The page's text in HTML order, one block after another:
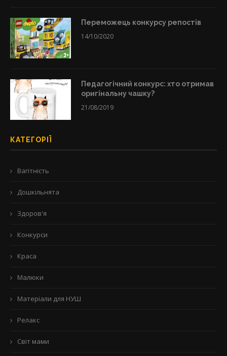
Переможець конкурсу репостів
14/10/2020
Педагогічний конкурс: хто отримав
оригінальну чашку?
21/08/2019
КАТЕГОРІЇ
Вагітність
Дошкільнята
Здоров'я
Конкурси
Краса
Малюки
Матеріали для НУШ
Релакс
Світ мами